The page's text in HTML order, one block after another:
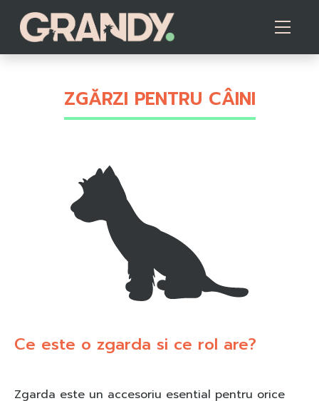
ZGĂRZI PENTRU CÂINI
Ce este o zgarda si ce rol are?
Zgarda este un accesoriu esential pentru orice